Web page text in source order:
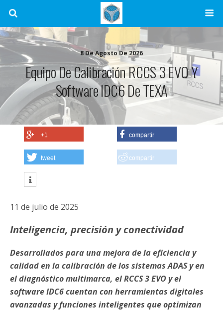
8 De Agosto De 2026
Equipo De Calibración RCCS 3 EVO Y
Software IDC6 De TEXA
+1 compartir
tweet compartir
11 de julio de 2025
Inteligencia, precisión y conectividad
Desarrollados para una mejora de la eficiencia y
calidad en la calibración de los sistemas ADAS y en
el diagnóstico multimarca, el RCCS 3 EVO y el
software IDC6 cuentan con herramientas digitales
avanzadas y funciones inteligentes que optimizan